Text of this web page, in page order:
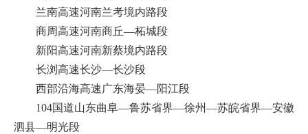
兰南高速河南兰考境内路段
商周高速河南商丘—柘城段
新阳高速河南新蔡境内路段
长浏高速长沙—长沙段
西部沿海高速广东海晏—阳江段
104国道山东曲阜—鲁苏省界—徐州—苏皖省界—安徽
泗县—明光段